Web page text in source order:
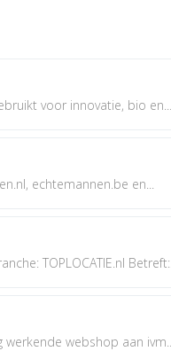
voor innovatie, bio en...
echtemannen.be en...
TOPLOCATIE.nl Betreft:...
webshop aan ivm...